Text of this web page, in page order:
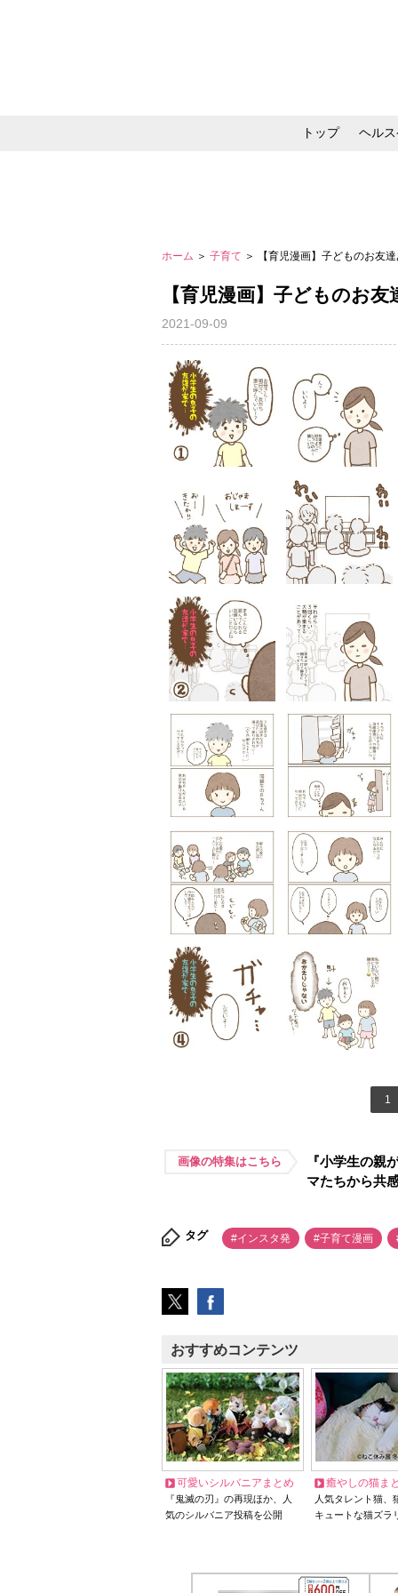
トップ ヘル
ホーム ＞ 子育て ＞ 【育児漫画】子どものお友
【育児漫画】子どものお
2021-09-09
1
画像の特集はこちら
『小学生の親
マたちから共
タグ #インスタ発 #子育て漫画
おすすめコンテンツ
可愛いシルバニアまとめ
『鬼滅の刃』の再現ほか、人
気のシルバニア投稿を公開
癒やしの猫ま
人気タレント猫
キュートな猫ズラ